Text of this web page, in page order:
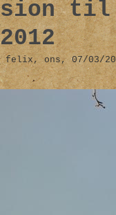
til
felix, ons, 07/03/